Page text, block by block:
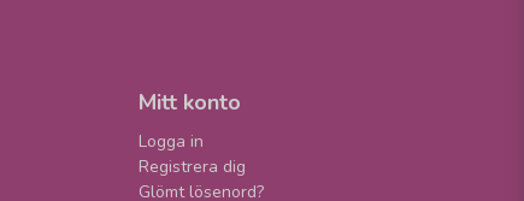
Mitt konto
Logga in
Registrera dig
Glömt lösenord?